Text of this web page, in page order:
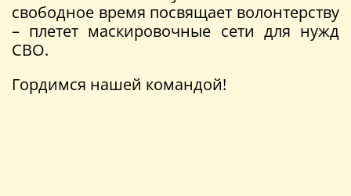
свободное время посвящает волонтерству
– плетет маскировочные сети для нужд
СВО.
Гордимся нашей командой!